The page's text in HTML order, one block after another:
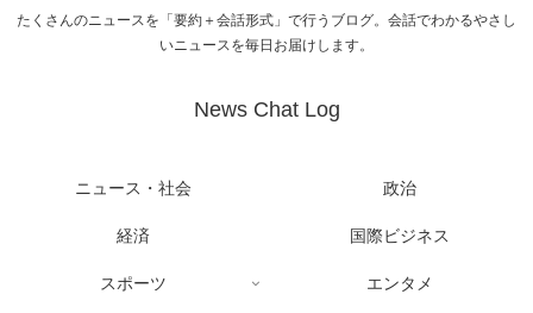
たくさんのニュースを「要約＋会話形式」で行うブログ。会話でわかるやさし
いニュースを毎日お届けします。
News Chat Log
ニュース・社会 政治
経済 国際ビジネス
スポーツ エンタメ